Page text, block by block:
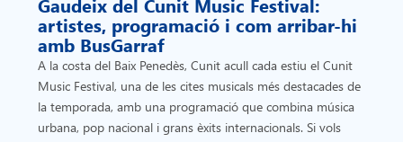
artistes, programació i com arribar-hi
amb BusGarraf
A la costa del Baix Penedès, Cunit acull cada estiu el Cunit
Music Festival, una de les cites musicals més destacades de
la temporada, amb una programació que combina música
urbana, pop nacional i grans èxits internacionals. Si vols